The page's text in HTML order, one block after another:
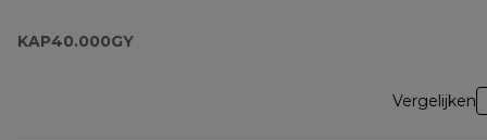
KAP40.000GY
Vergelijken